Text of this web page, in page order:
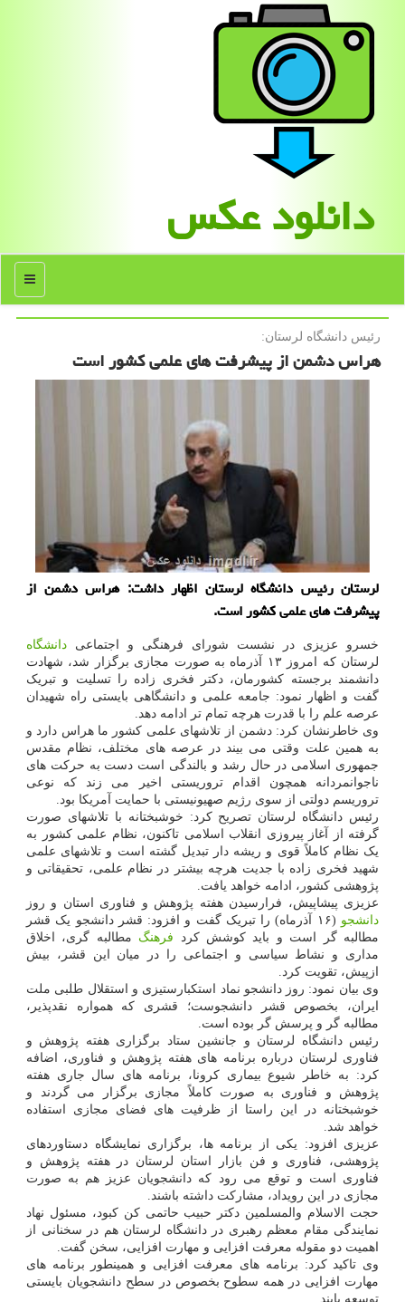
دانلود عكس
منو
رئیس دانشگاه لرستان:
هراس دشمن از پیشرفت های علمی كشور است
لرستان رئیس دانشگاه لرستان اظهار داشت: هراس دشمن از
پیشرفت های علمی کشور است.
خسرو عزیزی در نشست شورای فرهنگی و اجتماعی دانشگاه
لرستان که امروز ۱۳ آذرماه به صورت مجازی برگزار شد، شهادت
دانشمند برجسته کشورمان، دکتر فخری زاده را تسلیت و تبریک
گفت و اظهار نمود: جامعه علمی و دانشگاهی بایستی راه شهیدان
عرصه علم را با قدرت هرچه تمام تر ادامه دهد.
وی خاطرنشان کرد: دشمن از تلاشهای علمی کشور ما هراس دارد و
به همین علت وقتی می بیند در عرصه های مختلف، نظام مقدس
جمهوری اسلامی در حال رشد و بالندگی است دست به حرکت های
ناجوانمردانه همچون اقدام تروریستی اخیر می زند که نوعی
تروریسم دولتی از سوی رژیم صهیونیستی با حمایت آمریکا بود.
رئیس دانشگاه لرستان تصریح کرد: خوشبختانه با تلاشهای صورت
گرفته از آغاز پیروزی انقلاب اسلامی تاکنون، نظام علمی کشور به
یک نظام کاملاً قوی و ریشه دار تبدیل گشته است و تلاشهای علمی
شهید فخری زاده با جدیت هرچه بیشتر در نظام علمی، تحقیقاتی و
پژوهشی کشور، ادامه خواهد یافت.
عزیزی پیشاپیش، فرارسیدن هفته پژوهش و فناوری استان و روز
دانشجو
(۱۶ آذرماه) را تبریک گفت و افزود: قشر دانشجو یک قشر
مطالبه گر است و باید کوشش کرد فرهنگ مطالبه گری، اخلاق
مداری و نشاط سیاسی و اجتماعی را در میان این قشر، بیش
ازپیش، تقویت کرد.
وی بیان نمود: روز دانشجو نماد استکبارستیزی و استقلال طلبی ملت
ایران، بخصوص قشر دانشجوست؛ قشری که همواره نقدپذیر،
مطالبه گر و پرسش گر بوده است.
رئیس دانشگاه لرستان و جانشین ستاد برگزاری هفته پژوهش و
فناوری لرستان درباره برنامه های هفته پژوهش و فناوری، اضافه
کرد: به خاطر شیوع بیماری کرونا، برنامه های سال جاری هفته
پژوهش و فناوری به صورت کاملاً مجازی برگزار می گردند و
خوشبختانه در این راستا از ظرفیت های فضای مجازی استفاده
خواهد شد.
عزیزی افزود: یکی از برنامه ها، برگزاری نمایشگاه دستاوردهای
پژوهشی، فناوری و فن بازار استان لرستان در هفته پژوهش و
فناوری است و توقع می رود که دانشجویان عزیز هم به صورت
مجازی در این رویداد، مشارکت داشته باشند.
حجت الاسلام والمسلمین دکتر حبیب حاتمی کن کبود، مسئول نهاد
نمایندگی مقام معظم رهبری در دانشگاه لرستان هم در سخنانی از
اهمیت دو مقوله معرفت افزایی و مهارت افزایی، سخن گفت.
وی تاکید کرد: برنامه های معرفت افزایی و همینطور برنامه های
مهارت افزایی در همه سطوح بخصوص در سطح دانشجویان بایستی
توسعه یابند.